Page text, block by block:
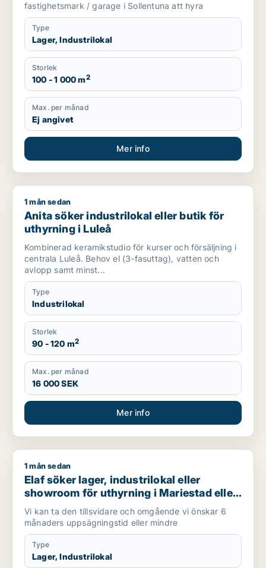
fastighetsmark / garage i Sollentuna att hyra
Type
Lager, Industrilokal
Storlek
100 - 1 000 m2
Max. per månad
Ej angivet
Mer info
Anita söker industrilokal eller butik för uthyrning i Luleå
1 mån sedan
Anita söker industrilokal eller butik för
uthyrning i Luleå
Kombinerad keramikstudio för kurser och försäljning i
centrala Luleå. Behov el (3-fasuttag), vatten och
avlopp samt minst...
Type
Industrilokal
Storlek
90 - 120 m2
Max. per månad
16 000 SEK
Mer info
Elaf söker lager, industrilokal eller showroom för uthyrning i
1 mån sedan
Elaf söker lager, industrilokal eller
showroom för uthyrning i Mariestad eller
Göteborg
Vi kan ta den tillsvidare och omgående vi önskar 6
månaders uppsägningstid eller mindre
Type
Lager, Industrilokal